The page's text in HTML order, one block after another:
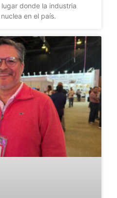
donde la industria
en el país.